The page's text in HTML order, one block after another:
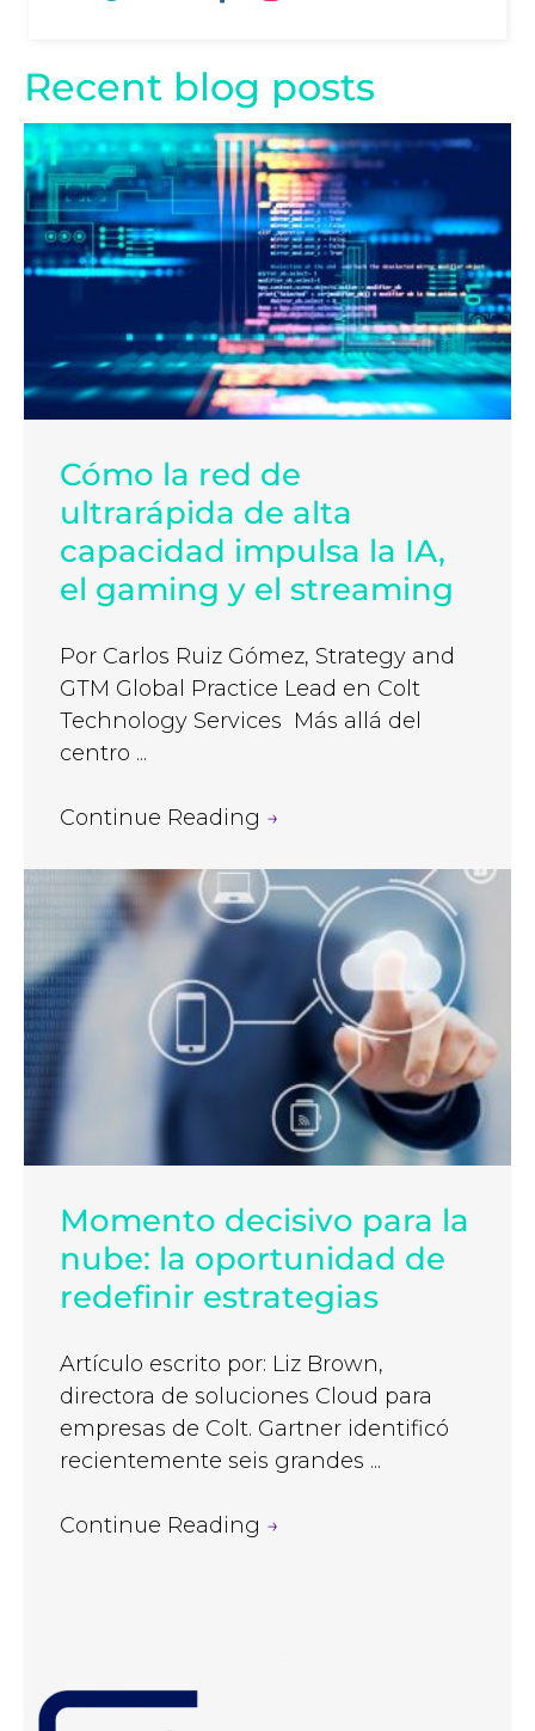
Recent blog posts
Cómo la red de
ultrarápida de alta
capacidad impulsa la IA,
el gaming y el streaming
Por Carlos Ruiz Gómez, Strategy and
GTM Global Practice Lead en Colt
Technology Services Más allá del
centro ...
Continue Reading →
Momento decisivo para la
nube: la oportunidad de
redefinir estrategias
Artículo escrito por: Liz Brown,
directora de soluciones Cloud para
empresas de Colt. Gartner identificó
recientemente seis grandes ...
Continue Reading →